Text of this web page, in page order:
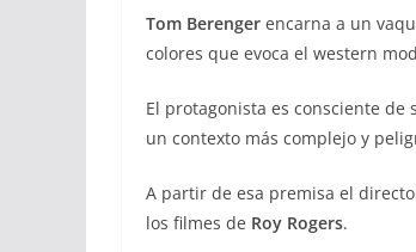
Tom Berenger encarna a un
colores que evoca el western
El protagonista es consciente
un contexto más complejo y
A partir de esa premisa el
los filmes de Roy Rogers.